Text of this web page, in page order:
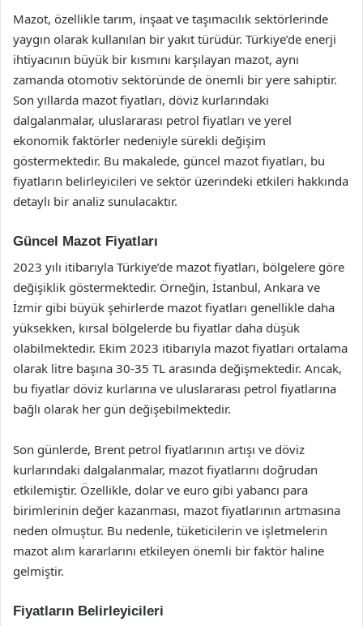
Mazot, özellikle tarım, inşaat ve taşımacılık sektörlerinde
yaygın olarak kullanılan bir yakıt türüdür. Türkiye’de enerji
ihtiyacının büyük bir kısmını karşılayan mazot, aynı
zamanda otomotiv sektöründe de önemli bir yere sahiptir.
Son yıllarda mazot fiyatları, döviz kurlarındaki
dalgalanmalar, uluslararası petrol fiyatları ve yerel
ekonomik faktörler nedeniyle sürekli değişim
göstermektedir. Bu makalede, güncel mazot fiyatları, bu
fiyatların belirleyicileri ve sektör üzerindeki etkileri hakkında
detaylı bir analiz sunulacaktır.
Güncel Mazot Fiyatları
2023 yılı itibarıyla Türkiye’de mazot fiyatları, bölgelere göre
değişiklik göstermektedir. Örneğin, İstanbul, Ankara ve
İzmir gibi büyük şehirlerde mazot fiyatları genellikle daha
yüksekken, kırsal bölgelerde bu fiyatlar daha düşük
olabilmektedir. Ekim 2023 itibarıyla mazot fiyatları ortalama
olarak litre başına 30-35 TL arasında değişmektedir. Ancak,
bu fiyatlar döviz kurlarına ve uluslararası petrol fiyatlarına
bağlı olarak her gün değişebilmektedir.
Son günlerde, Brent petrol fiyatlarının artışı ve döviz
kurlarındaki dalgalanmalar, mazot fiyatlarını doğrudan
etkilemiştir. Özellikle, dolar ve euro gibi yabancı para
birimlerinin değer kazanması, mazot fiyatlarının artmasına
neden olmuştur. Bu nedenle, tüketicilerin ve işletmelerin
mazot alım kararlarını etkileyen önemli bir faktör haline
gelmiştir.
Fiyatların Belirleyicileri